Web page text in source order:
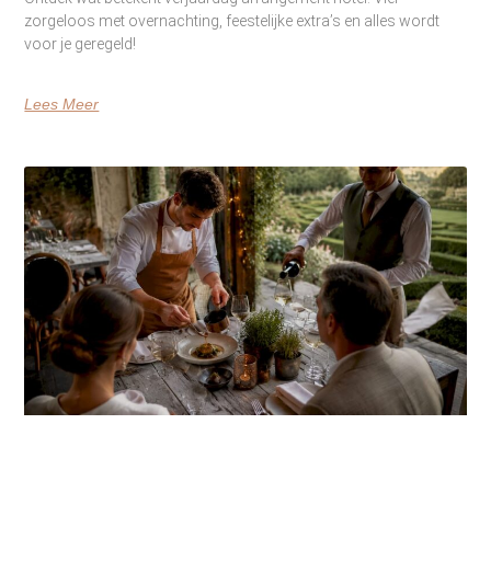
zorgeloos met overnachting, feestelijke extra’s en alles wordt
voor je geregeld!
Lees Meer